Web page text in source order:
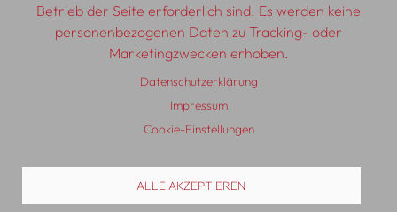
© 2026 SCHLEBRÜGGE.EDITOR
Textautor:innen AGB
Datenschutzerklärung
Auslieferung
Betrieb der Seite erforderlich sind. Es werden keine
personenbezogenen Daten zu Tracking- oder
Marketingzwecken erhoben.
Datenschutzerklärung
Impressum
Cookie-Einstellungen
ALLE AKZEPTIEREN